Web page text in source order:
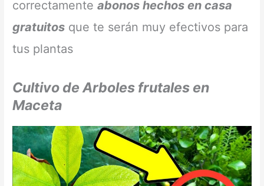
correctamenteabonos hechos en casa
gratuitos que te serán muy efectivos para
tus plantas
Cultivo de Arboles frutales en
Maceta